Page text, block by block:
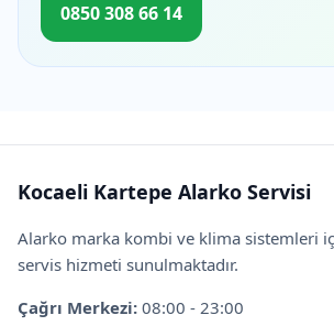
0850 308 66 14
Kocaeli Kartepe Alarko Servisi
Alarko marka kombi ve klima sistemleri
servis hizmeti sunulmaktadır.
Çağrı Merkezi: 08:00 - 23:00